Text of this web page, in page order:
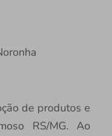
de produtos e
RS/MG. Ao